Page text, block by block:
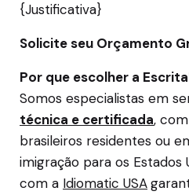
{Justificativa}
Solicite seu Orçamento
Por que escolher a
Somos especialistas em
técnica e certificada,
brasileiros residentes ou
imigração para os Estados
com a Idiomatic USA